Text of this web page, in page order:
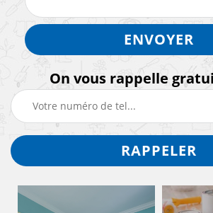
On vous rappelle